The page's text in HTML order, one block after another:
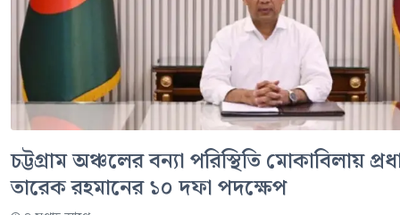
চট্টগ্রাম অঞ্চলের বন্যা পরিস্থিতি মোকাবিলায়
তারেক রহমানের ১০ দফা পদক্ষেপ